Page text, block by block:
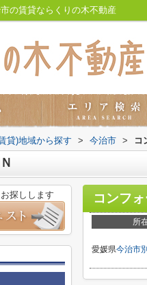
の賃貸ならくりの木不動産
貸)地域から探す > 今治市 > コ
コンフ
所
愛媛県今治市
探しします